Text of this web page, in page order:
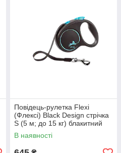
Повідець-рулетка Flexi
(Флексі) Black Design стрічка
S (5 м; до 15 кг) блакитний
В наявності